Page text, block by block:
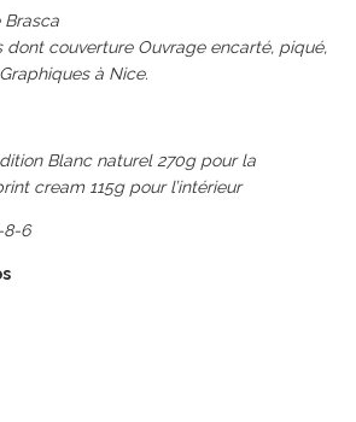
Brasca
dont couverture Ouvrage encarté, piqué,
à Nice.
Blanc naturel 270g pour la
cream 115g pour l’intérieur
8-6